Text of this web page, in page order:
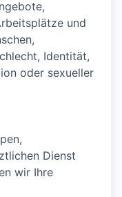
und
Identität,
oder sexueller
Dienst
wir Ihre